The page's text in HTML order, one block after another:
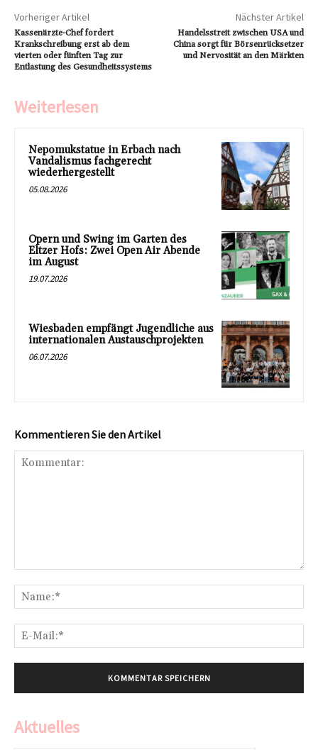
Vorheriger Artikel
Kassenärzte-Chef fordert
Krankschreibung erst ab dem
vierten oder fünften Tag zur
Entlastung des Gesundheitssystems
Nächster Artikel
Handelsstreit zwischen USA und
China sorgt für Börsenrücksetzer
und Nervosität an den Märkten
Weiterlesen
Nepomukstatue in Erbach nach
Vandalismus fachgerecht
wiederhergestellt
05.08.2026
Opern und Swing im Garten des
Eltzer Hofs: Zwei Open Air Abende
im August
19.07.2026
Wiesbaden empfängt Jugendliche aus
internationalen Austauschprojekten
06.07.2026
Kommentieren Sie den Artikel
Aktuelles